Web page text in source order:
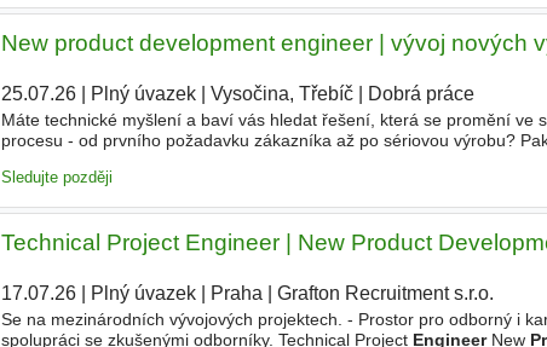
New product development engineer | vývoj nových
25.07.26| Plný úvazek| Vysočina, Třebíč| Dobrá práce
Máte technické myšlení a baví vás hledat řešení, která se promění ve
procesu - od prvního požadavku zákazníka až po sériovou výrobu?
Sledujte později
Technical Project Engineer | New Product
17.07.26| Plný úvazek| Praha Grafton Recruitment s.r.o.
Se na mezinárodních vývojových projektech. - Prostor pro odborný i
spolupráci se zkušenými odborníky. Technical Project EngineerNew